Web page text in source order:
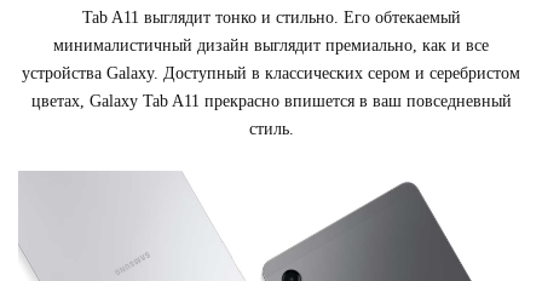
Tab A11 выглядит тонко и стильно. Его обтекаемый
минималистичный дизайн выглядит премиально, как и все
устройства Galaxy. Доступный в классических сером и серебристом
цветах, Galaxy Tab A11 прекрасно впишется в ваш повседневный
стиль.